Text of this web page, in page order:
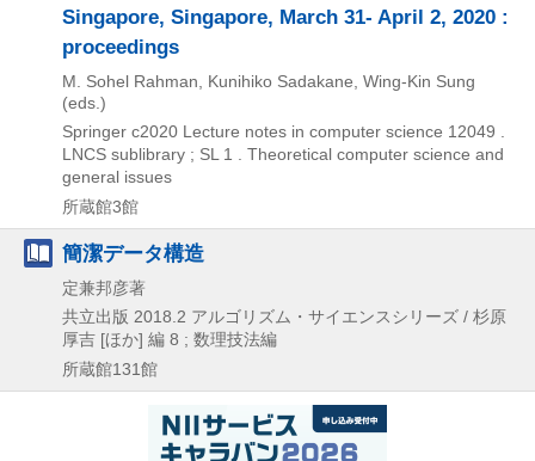
Singapore, Singapore, March 31- April 2, 2020 :
proceedings
M. Sohel Rahman, Kunihiko Sadakane, Wing-Kin Sung
(eds.)
Springer c2020 Lecture notes in computer science 12049 .
LNCS sublibrary ; SL 1 . Theoretical computer science and
general issues
所蔵館3館
簡潔データ構造
定兼邦彦著
共立出版 2018.2 アルゴリズム・サイエンスシリーズ / 杉原
厚吉 [ほか] 編 8 ; 数理技法編
所蔵館131館